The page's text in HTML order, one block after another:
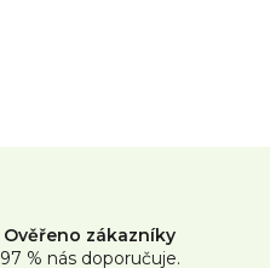
Ověřeno zákazníky
97 % nás doporučuje.